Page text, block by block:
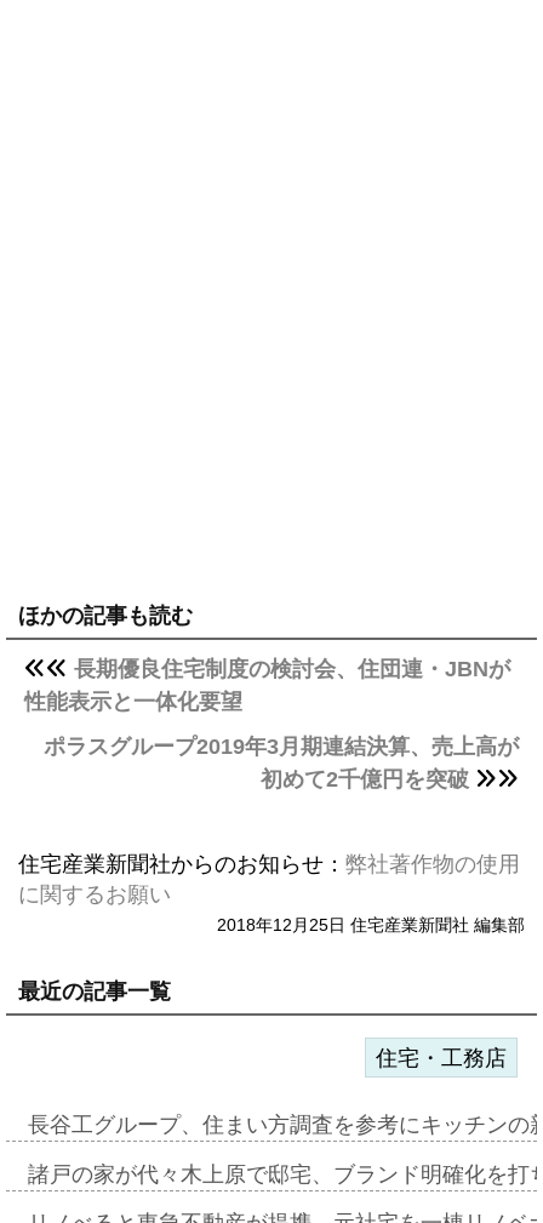
ほかの記事も読む
長期優良住宅制度の検討会、住団連・JBNが
性能表示と一体化要望
ポラスグループ2019年3月期連結決算、売上高が
初めて2千億円を突破
住宅産業新聞社からのお知らせ： 弊社著作物の使用
に関するお願い
2018年12月25日 住宅産業新聞社 編集部
最近の記事一覧
住宅・工務店
長谷工グループ、住まい方調査を参考にキッチン
諸戸の家が代々木上原で邸宅、ブランド明確化を